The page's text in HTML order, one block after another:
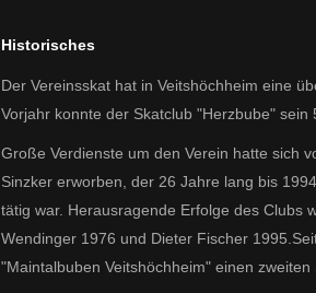
Historisches
Der Vereinsskat hat in Veitshöchheim eine
Vorjahr konnte der Skatclub "Herzbube" sein
Große Verdienste um den Verein hatte sich
Sinzker erworben, der 26 Jahre lang bis
tätig war. Herausragende Erfolge des Clubs
Wendinger 1976 und Dieter Fischer
"Maintalbuben Veitshöchheim" einen zweiten